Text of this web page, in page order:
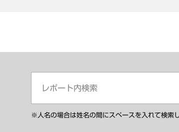
※人名の場合は姓名の間にスペースを入れて検索